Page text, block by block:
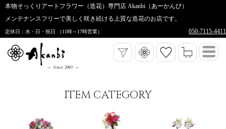
本物そっくりアートフラワー（造花）専門店 Akanbi（あーかんび）
メンテナンスフリーで美しく咲き続ける上質な造花のお店です。
定休日：水・日・祝日 （11時～17時営業） 050-7115-4411
ITEM CATEGORY